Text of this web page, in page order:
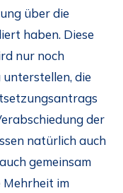
über die
haben. Diese
nur noch
die
der
natürlich auch
gemeinsam
Mehrheit im